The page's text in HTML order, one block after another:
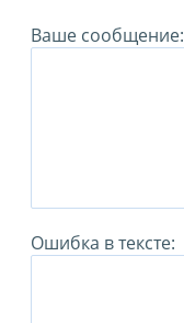
Ваше сообщение:
Ошибка в тексте: